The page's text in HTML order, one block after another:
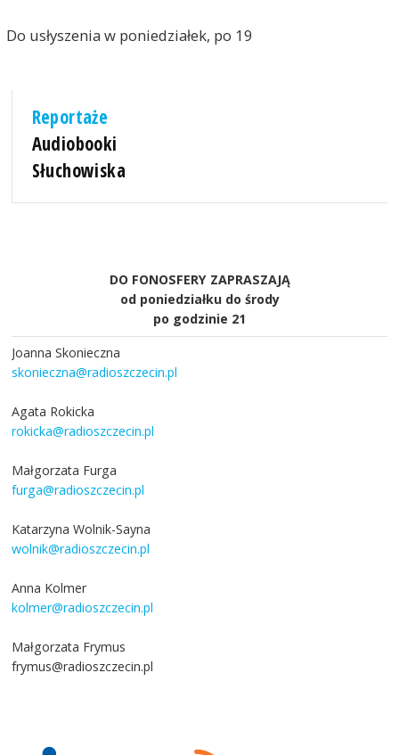
Do usłyszenia w poniedziałek, po 19
Reportaże
Audiobooki
Słuchowiska
DO FONOSFERY ZAPRASZAJĄ
od poniedziałku do środy
po godzinie 21
Joanna Skonieczna
skonieczna@radioszczecin.pl
Agata Rokicka
rokicka@radioszczecin.pl
Małgorzata Furga
furga@radioszczecin.pl
Katarzyna Wolnik-Sayna
wolnik@radioszczecin.pl
Anna Kolmer
kolmer@radioszczecin.pl
Małgorzata Frymus
frymus@radioszczecin.pl